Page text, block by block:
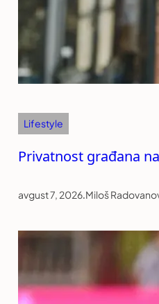
Lifestyle
Privatnost građana
avgust 7, 2026.Miloš